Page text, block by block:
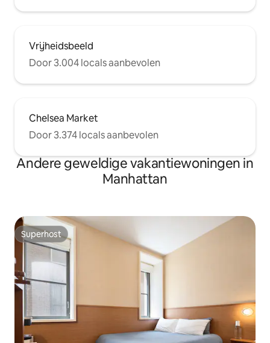
Vrijheidsbeeld
Door 3.004 locals aanbevolen
Chelsea Market
Door 3.374 locals aanbevolen
Andere geweldige vakantiewoningen in
Manhattan
Superhost
Superhost